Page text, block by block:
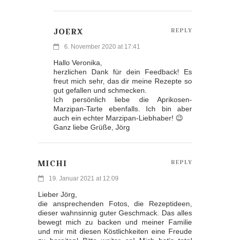
JOERX
6. November 2020 at 17:41
Hallo Veronika,
herzlichen Dank für dein Feedback! Es
freut mich sehr, das dir meine Rezepte so
gut gefallen und schmecken.
Ich persönlich liebe die Aprikosen-
Marzipan-Tarte ebenfalls. Ich bin aber
auch ein echter Marzipan-Liebhaber! 😉
Ganz liebe Grüße, Jörg
REPLY
MICHI
19. Januar 2021 at 12:09
Lieber Jörg,
die ansprechenden Fotos, die Rezeptideen,
dieser wahnsinnig guter Geschmack. Das alles
bewegt mich zu backen und meiner Familie
und mir mit diesen Köstlichkeiten eine Freude
REPLY